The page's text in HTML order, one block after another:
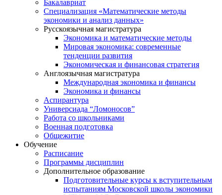
Бакалавриат
Специализация «Математические методы
экономики и анализ данных»
Русскоязычная магистратура
Экономика и математические методы
Мировая экономика: современные
тенденции развития
Экономическая и финансовая стратегия
Англоязычная магистратура
Международная экономика и финансы
Экономика и финансы
Аспирантура
Универсиада “Ломоносов”
Работа со школьниками
Военная подготовка
Общежитие
Обучение
Расписание
Программы дисциплин
Дополнительное образование
Подготовительные курсы к вступительным
испытаниям Московской школы экономики